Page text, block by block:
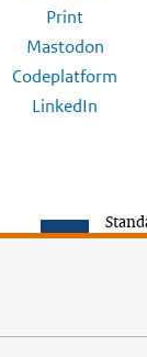
Print
Mastodon
Codeplatform
LinkedIn